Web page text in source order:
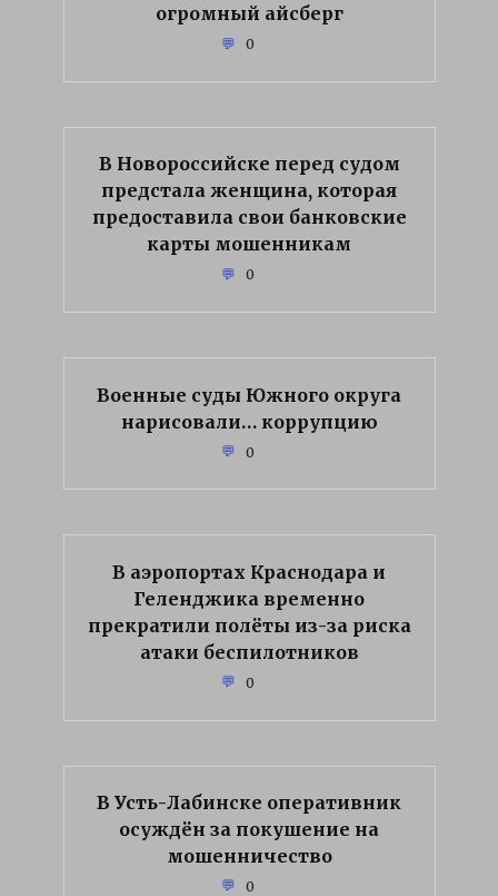
огромный айсберг
0
В Новороссийске перед судом
предстала женщина, которая
предоставила свои банковские
карты мошенникам
0
Военные суды Южного округа
нарисовали… коррупцию
0
В аэропортах Краснодара и
Геленджика временно
прекратили полёты из-за риска
атаки беспилотников
0
В Усть-Лабинске оперативник
осуждён за покушение на
мошенничество
0